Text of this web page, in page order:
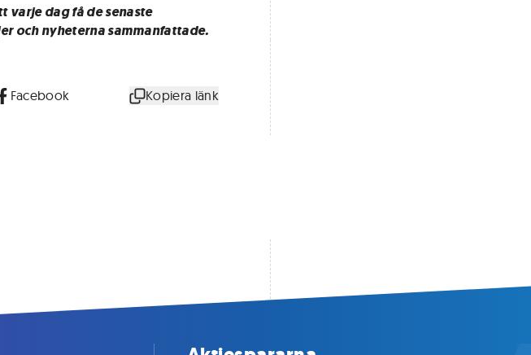
varje dag få de senaste
och nyheterna sammanfattade.
Facebook Kopiera länk